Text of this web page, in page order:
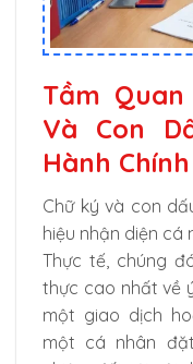
Tầm
Và Con
Hành Chính
Chữ ký và con
hiệu nhận diện
Thực tế, chúng
thực cao nhất về
một giao dịch
một cá nhân